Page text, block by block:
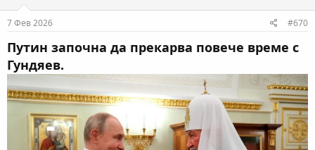
7 Фев 2026 #670
Путин започна да прекарва повече време с
Гундяев.